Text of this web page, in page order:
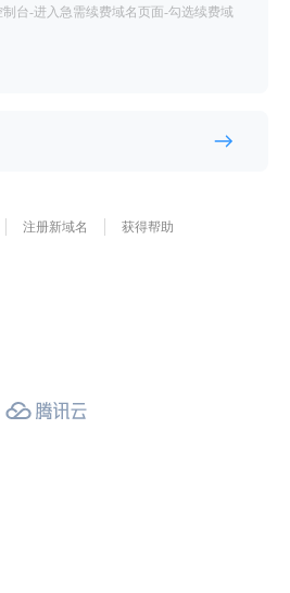
台-进入急需续费域名页面-勾选续费域
注册新域名 获得帮助